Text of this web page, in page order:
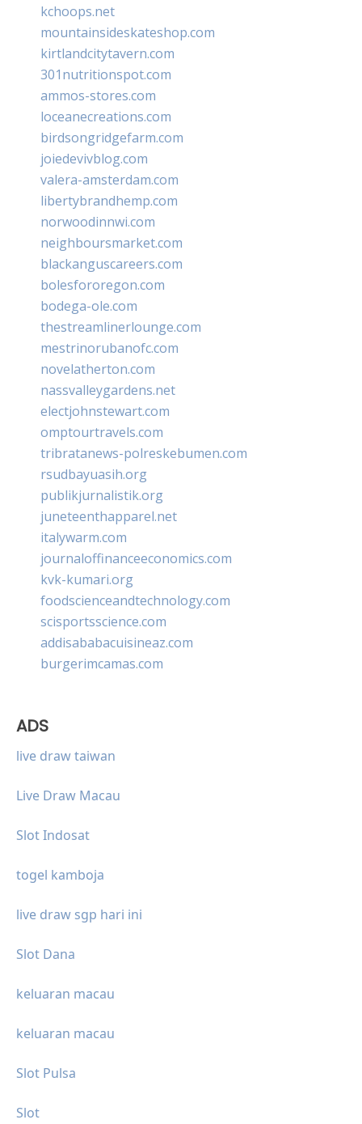
kchoops.net
mountainsideskateshop.com
kirtlandcitytavern.com
301nutritionspot.com
ammos-stores.com
loceanecreations.com
birdsongridgefarm.com
joiedevivblog.com
valera-amsterdam.com
libertybrandhemp.com
norwoodinnwi.com
neighboursmarket.com
blackanguscareers.com
bolesfororegon.com
bodega-ole.com
thestreamlinerlounge.com
mestrinorubanofc.com
novelatherton.com
nassvalleygardens.net
electjohnstewart.com
omptourtravels.com
tribratanews-polreskebumen.com
rsudbayuasih.org
publikjurnalistik.org
juneteenthapparel.net
italywarm.com
journaloffinanceeconomics.com
kvk-kumari.org
foodscienceandtechnology.com
scisportsscience.com
addisababacuisineaz.com
burgerimcamas.com
ADS
live draw taiwan
Live Draw Macau
Slot Indosat
togel kamboja
live draw sgp hari ini
Slot Dana
keluaran macau
keluaran macau
Slot Pulsa
Slot